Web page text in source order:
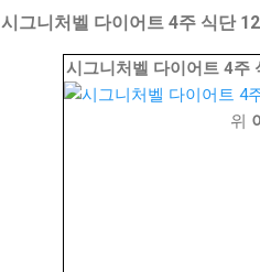
시그니처벨 다이어트 4주 식단
시그니처벨 다이어트 4주
위